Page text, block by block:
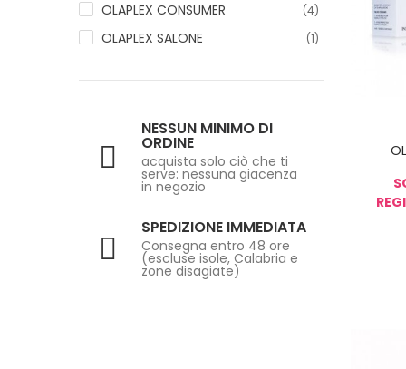
OLAPLEX CONSUMER (4)
OLAPLEX SALONE (1)
NESSUN MINIMO DI
ORDINE
acquista solo ciò che ti
serve: nessuna giacenza
in negozio
SPEDIZIONE IMMEDIATA
Consegna entro 48 ore
(escluse isole, Calabria e
zone disagiate)